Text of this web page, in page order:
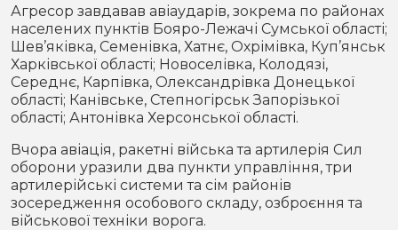
Підписатись на нас у Telegram
Агресор завдавав авіаударів, зокрема по районах
населених пунктів Бояро-Лежачі Сумської області;
Шев’яківка, Семенівка, Хатнє, Охрімівка, Куп’янськ
Харківської області; Новоселівка, Колодязі,
Середнє, Карпівка, Олександрівка Донецької
області; Канівське, Степногірськ Запорізької
області; Антонівка Херсонської області.
Вчора авіація, ракетні війська та артилерія Сил
оборони уразили два пункти управління, три
артилерійські системи та сім районів
зосередження особового складу, озброєння та
військової техніки ворога.